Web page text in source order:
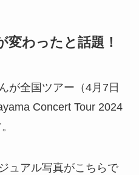
変わったと話題！
が全国ツアー（4月7日
Concert Tour 2024
ュアル写真がこちらで